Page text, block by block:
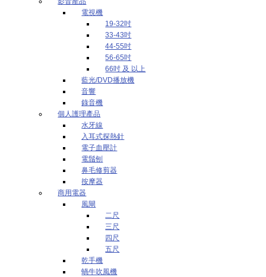
電視機
19-32吋
33-43吋
44-55吋
56-65吋
66吋 及 以上
藍光/DVD播放機
音響
錄音機
個人護理產品
水牙線
入耳式探熱針
電子血壓計
電鬚刨
鼻毛修剪器
按摩器
商用電器
風閘
二尺
三尺
四尺
五尺
乾手機
蝸牛吹風機